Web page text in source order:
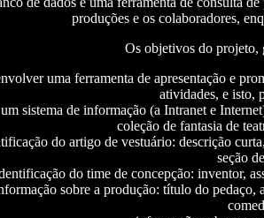
produções e os colaboradores,
Os objetivos do projeto,
uma ferramenta de apresentação e
atividades, e isto,
sistema de informação (a Intranet e
coleção de fantasia de
do artigo de vestuário: descrição
seção
do time de concepção: inventor,
sobre a produção: título do pedaço,